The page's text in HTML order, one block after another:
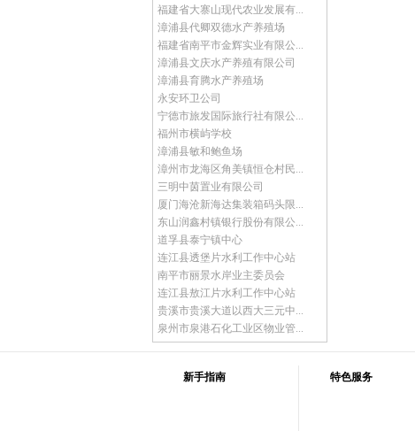
福建省大寨山现代农业发展有...
漳浦县代卿双德水产养殖场
福建省南平市金辉实业有限公...
漳浦县文庆水产养殖有限公司
漳浦县育腾水产养殖场
永安环卫公司
宁德市旅发国际旅行社有限公...
福州市横屿学校
漳浦县敏和鲍鱼场
漳州市龙海区角美镇恒仓村民...
三明中茵置业有限公司
厦门海沧新海达集装箱码头限...
东山润鑫村镇银行股份有限公...
道孚县泰宁镇中心
连江县透堡片水利工作中心站
南平市丽景水岸业主委员会
连江县敖江片水利工作中心站
贵溪市贵溪大道以西大三元中...
泉州市泉港石化工业区物业管...
新手指南 特色服务